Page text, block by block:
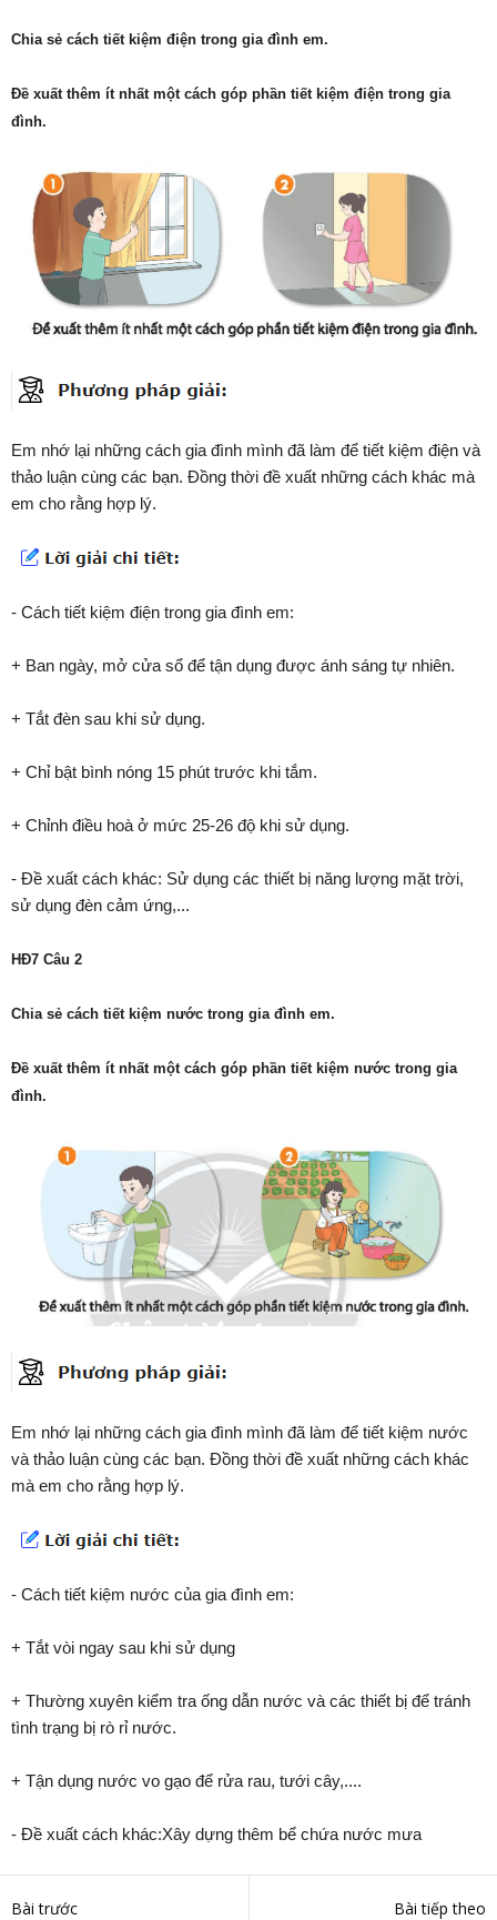
Chia sẻ cách tiết kiệm điện trong gia đình em.
Đề xuất thêm ít nhất một cách góp phần tiết kiệm điện trong gia
đình.
Em nhớ lại những cách gia đình mình đã làm để tiết kiệm điện và
thảo luận cùng các bạn. Đồng thời đề xuất những cách khác mà
em cho rằng hợp lý.
- Cách tiết kiệm điện trong gia đình em:
+ Ban ngày, mở cửa sổ để tận dụng được ánh sáng tự nhiên.
+ Tắt đèn sau khi sử dụng.
+ Chỉ bật bình nóng 15 phút trước khi tắm.
+ Chỉnh điều hoà ở mức 25-26 độ khi sử dụng.
- Đề xuất cách khác: Sử dụng các thiết bị năng lượng mặt trời,
sử dụng đèn cảm ứng,...
HĐ7 Câu 2
Chia sẻ cách tiết kiệm nước trong gia đình em.
Đề xuất thêm ít nhất một cách góp phần tiết kiệm nước trong gia
đình.
Em nhớ lại những cách gia đình mình đã làm để tiết kiệm nước
và thảo luận cùng các bạn. Đồng thời đề xuất những cách khác
mà em cho rằng hợp lý.
- Cách tiết kiệm nước của gia đình em:
+ Tắt vòi ngay sau khi sử dụng
+ Thường xuyên kiểm tra ống dẫn nước và các thiết bị để tránh
tình trạng bị rò rỉ nước.
+ Tận dụng nước vo gạo để rửa rau, tưới cây,....
- Đề xuất cách khác:Xây dựng thêm bể chứa nước mưa
Bài trước
Bài tiếp theo